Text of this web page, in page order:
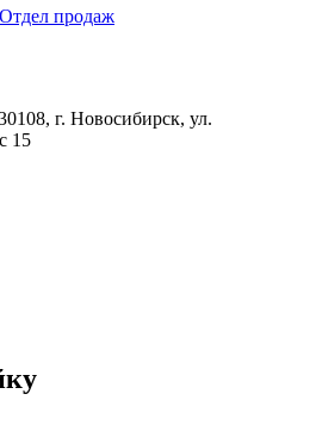
Отдел продаж
г. Новосибирск, ул.
15